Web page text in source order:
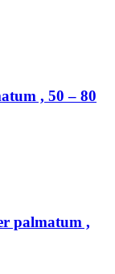
, 50 – 80
palmatum ,